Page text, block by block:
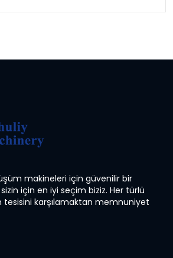
makineleri için güvenilir bir
sizin için en iyi seçim biziz. Her türlü
karşılamaktan memnuniyet